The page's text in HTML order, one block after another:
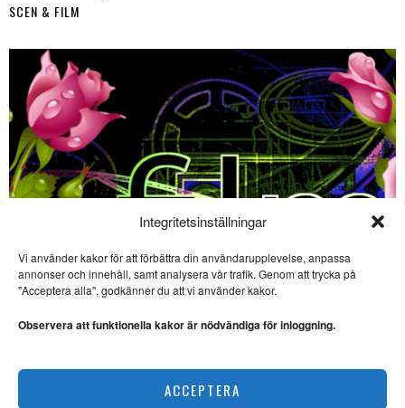
Integritetsinställningar
Vi använder kakor för att förbättra din användarupplevelse, anpassa
annonser och innehåll, samt analysera vår trafik. Genom att trycka på
"Acceptera alla", godkänner du att vi använder kakor.
Observera att funktionella kakor är nödvändiga för inloggning.
ACCEPTERA
SCEN & FILM
Film på bio – 3 sevärda filmer i början av juni
Sevärda havsäventyr på
”Vaiana”
2026.
Lysande dramatisering av